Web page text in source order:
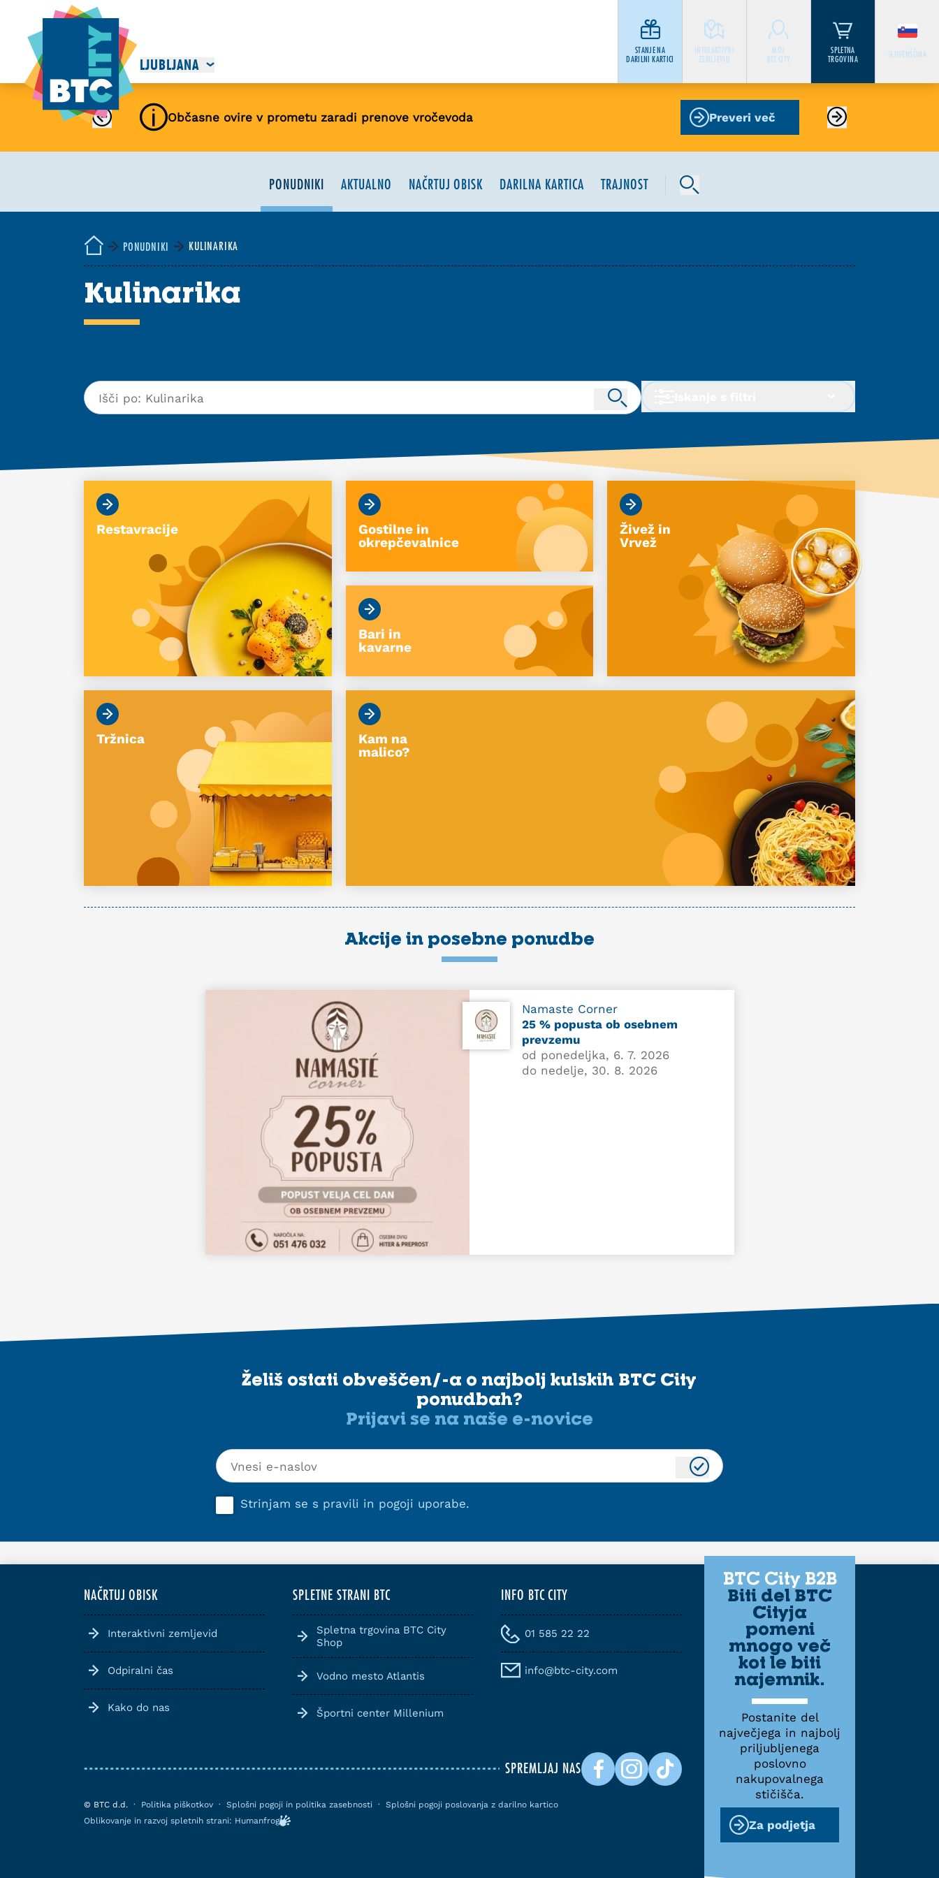
STANJE NA
DARILNI KARTICI
INTERAKTIVNI
ZEMLJEVID
MOJ
BTC CITY
SPLETNA
TRGOVINA
SLOVENŠČINA
LJUBLJANA
Občasne ovire v prometu zaradi prenove vročevoda Preveri več
PONUDNIKI AKTUALNO NAČRTUJ OBISK DARILNA KARTICA TRAJNOST
PONUDNIKI KULINARIKA
Kulinarika
Restavracije
Gostilne in
okrepčevalnice
Bari in
kavarne
Živež in
Vrvež
Tržnica
Kam na
malico?
Akcije in posebne ponudbe
Namaste Corner
25 % popusta ob osebnem
prevzemu
od ponedeljka, 6. 7. 2026
do nedelje, 30. 8. 2026
Želiš ostati obveščen/-a o najbolj kulskih BTC City
ponudbah?
Prijavi se na naše e-novice
Strinjam se s pravili in pogoji uporabe.
NAČRTUJ OBISK
Interaktivni zemljevid
Odpiralni čas
Kako do nas
SPLETNE STRANI BTC
Spletna trgovina BTC City
Shop
Vodno mesto Atlantis
Športni center Millenium
INFO BTC CITY
01 585 22 22
info@btc-city.com
SPREMLJAJ NAS
© BTC d.d. · Politika piškotkov · Splošni pogoji in politika zasebnosti ·
Splošni pogoji poslovanja z darilno kartico
Oblikovanje in razvoj spletnih strani: Humanfrog
BTC City B2B
Biti del BTC
Cityja
pomeni
mnogo več
kot le biti
najemnik.
Postanite del
največjega in najbolj
priljubljenega
poslovno
nakupovalnega
stičišča.
Za podjetja